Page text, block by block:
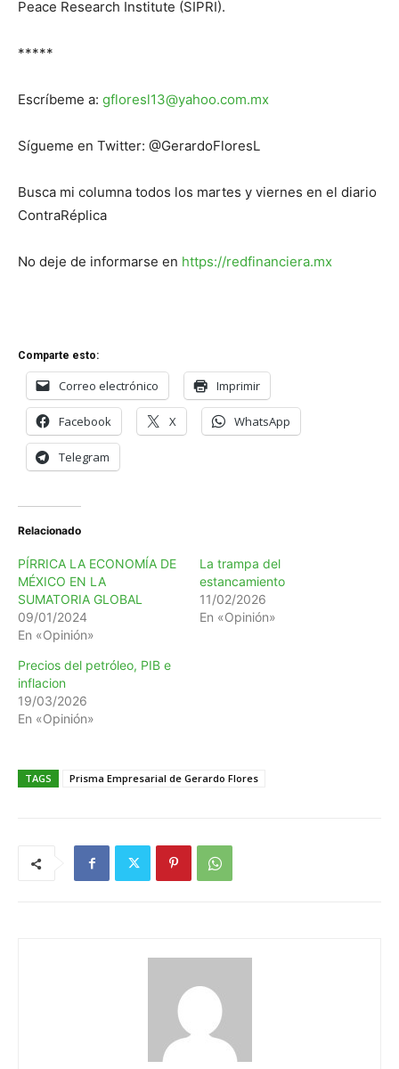
Peace Research Institute (SIPRI).
*****
Escríbeme a: gfloresl13@yahoo.com.mx
Sígueme en Twitter: @GerardoFloresL
Busca mi columna todos los martes y viernes en el diario
ContraRéplica
No deje de informarse en https://redfinanciera.mx
Comparte esto:
Correo electrónico Imprimir
Facebook X WhatsApp
Telegram
Relacionado
PÍRRICA LA ECONOMÍA DE
MÉXICO EN LA
SUMATORIA GLOBAL
09/01/2024
En «Opinión»
La trampa del
estancamiento
11/02/2026
En «Opinión»
Precios del petróleo, PIB e
inflacion
19/03/2026
En «Opinión»
TAGS Prisma Empresarial de Gerardo Flores